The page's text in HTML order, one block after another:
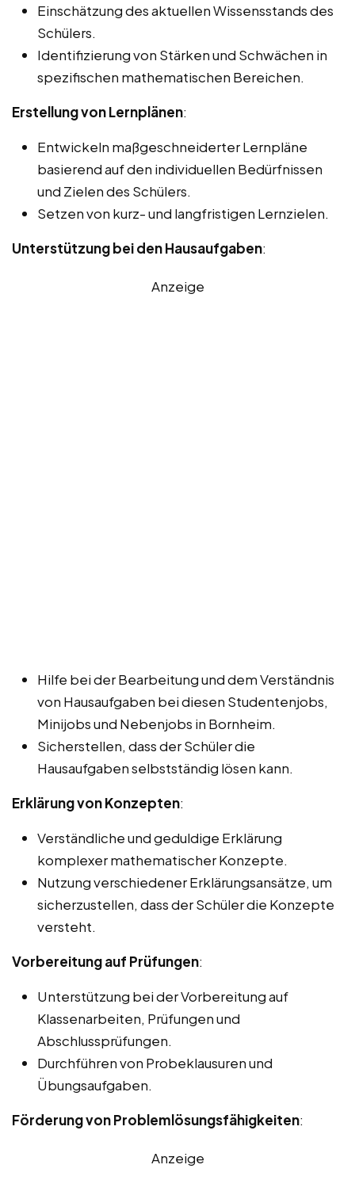
Einschätzung des aktuellen Wissensstands des
Schülers.
Identifizierung von Stärken und Schwächen in
spezifischen mathematischen Bereichen.
Erstellung von Lernplänen:
Entwickeln maßgeschneiderter Lernpläne
basierend auf den individuellen Bedürfnissen
und Zielen des Schülers.
Setzen von kurz- und langfristigen Lernzielen.
Unterstützung bei den Hausaufgaben:
Anzeige
Hilfe bei der Bearbeitung und dem Verständnis
von Hausaufgaben bei diesen Studentenjobs,
Minijobs und Nebenjobs in Bornheim.
Sicherstellen, dass der Schüler die
Hausaufgaben selbstständig lösen kann.
Erklärung von Konzepten:
Verständliche und geduldige Erklärung
komplexer mathematischer Konzepte.
Nutzung verschiedener Erklärungsansätze, um
sicherzustellen, dass der Schüler die Konzepte
versteht.
Vorbereitung auf Prüfungen:
Unterstützung bei der Vorbereitung auf
Klassenarbeiten, Prüfungen und
Abschlussprüfungen.
Durchführen von Probeklausuren und
Übungsaufgaben.
Förderung von Problemlösungsfähigkeiten:
Anzeige